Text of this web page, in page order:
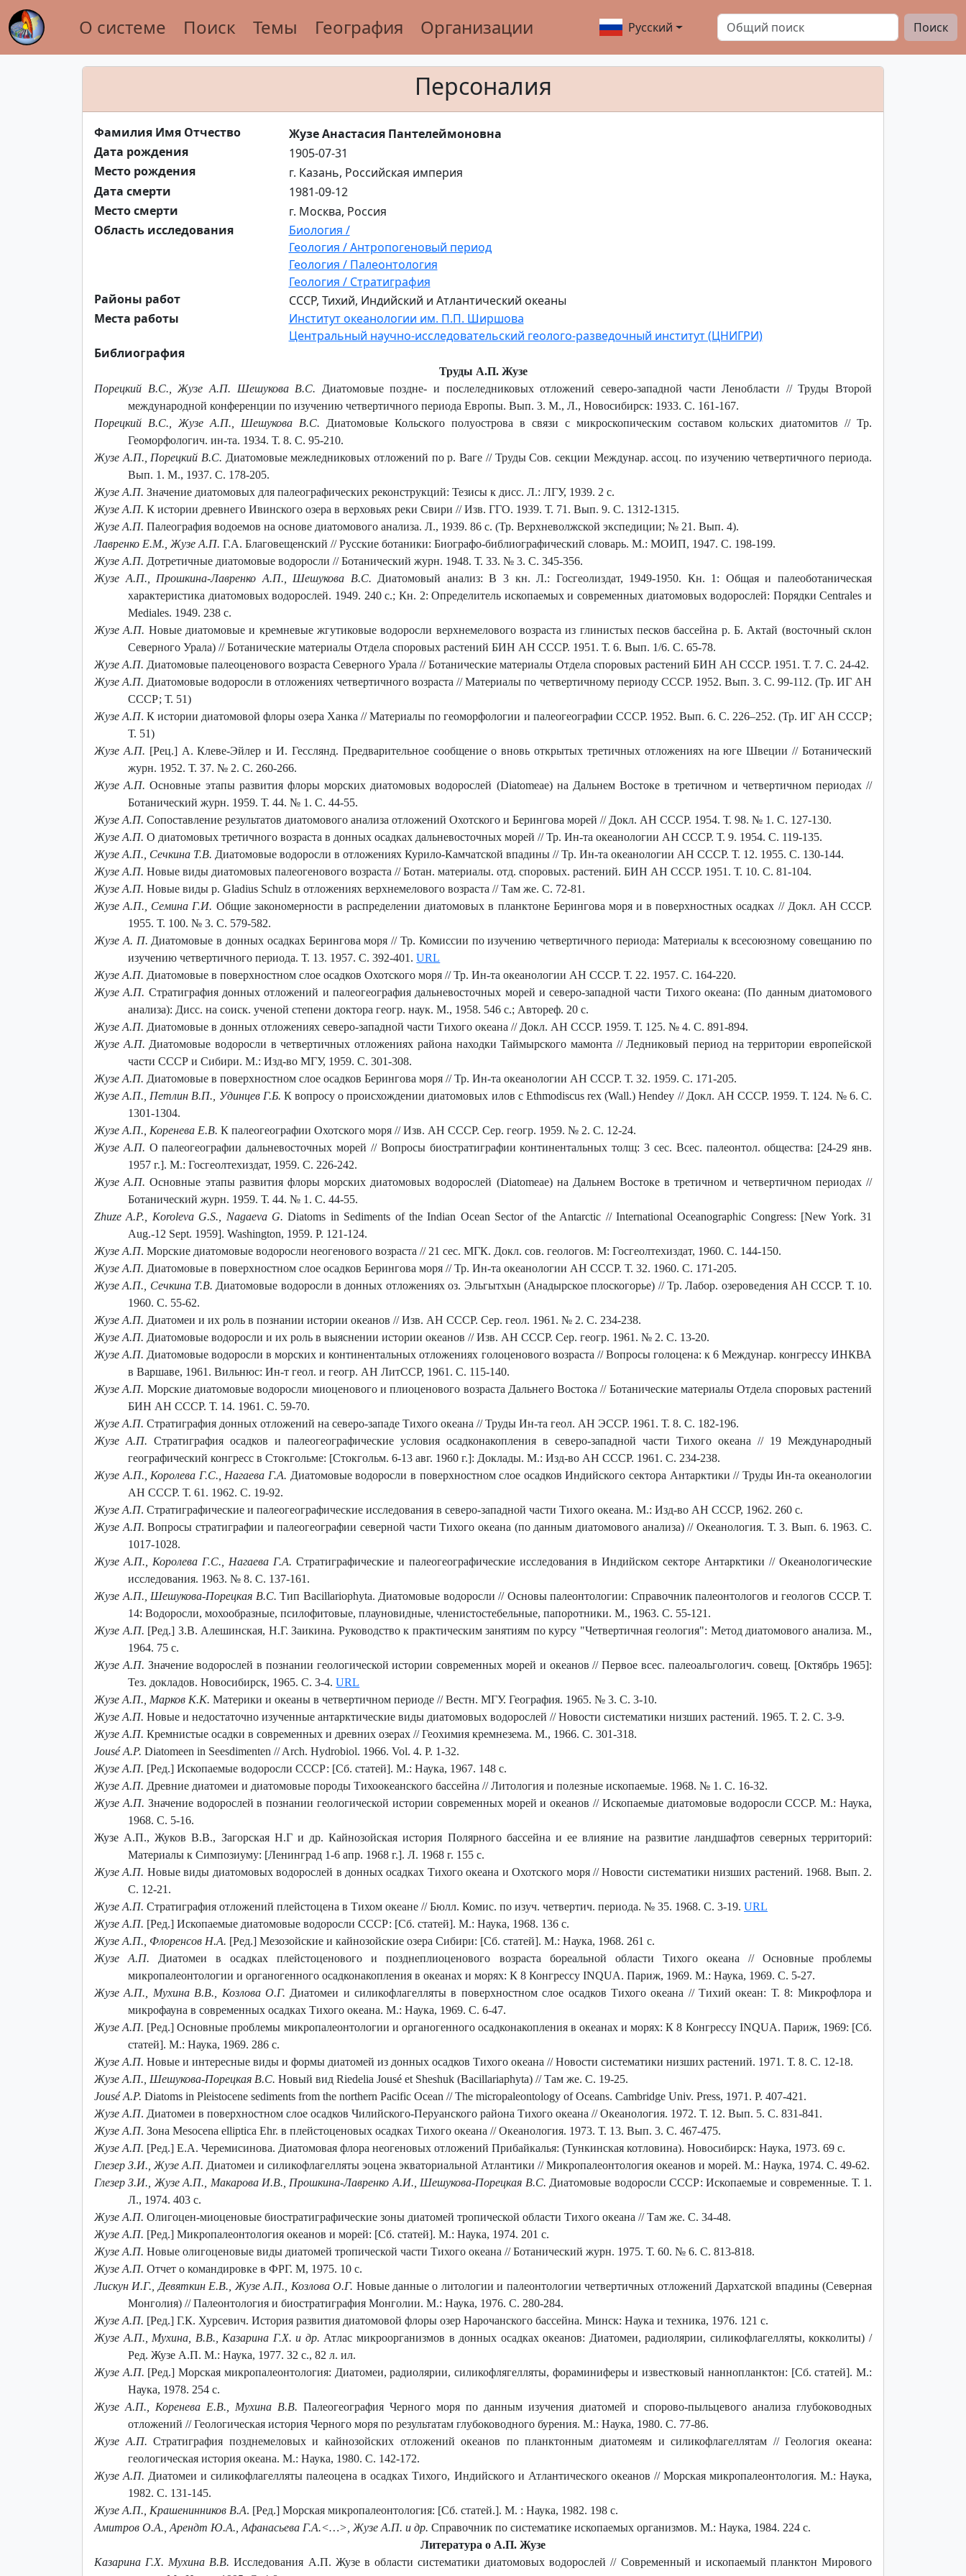
О системе Поиск Темы География Организации Русский Поиск
Персоналия
Фамилия Имя Отчество
Жузе Анастасия Пантелеймоновна
Дата рождения
1905-07-31
Место рождения
г. Казань, Российская империя
Дата смерти
1981-09-12
Место смерти
г. Москва, Россия
Область исследования
Биология /
Геология / Антропогеновый период
Геология / Палеонтология
Геология / Стратиграфия
Районы работ
СССР, Тихий, Индийский и Атлантический океаны
Места работы
Институт океанологии им. П.П. Ширшова
Центральный научно-исследовательский геолого-разведочный институт (ЦНИГРИ)
Библиография
Труды А.П. Жузе
Порецкий B.C., Жузе А.П. Шешукова B.C. Диатомовые поздне- и послеледниковых отложений северо-западной части Ленобласти // Труды Второй
международной конференции по изучению четвертичного периода Европы. Вып. 3. М., Л., Новосибирск: 1933. С. 161-167.
Порецкий В.С., Жузе А.П., Шешукова В.С. Диатомовые Кольского полуострова в связи с микроскопическим составом кольских диатомитов // Тр.
Геоморфологич. ин-та. 1934. Т. 8. С. 95-210.
Жузе А.П., Порецкий В.С. Диатомовые межледниковых отложений по р. Ваге // Труды Сов. секции Междунар. ассоц. по изучению четвертичного периода.
Вып. 1. М., 1937. C. 178-205.
Жузе А.П. Значение диатомовых для палеографических реконструкций: Тезисы к дисс. Л.: ЛГУ, 1939. 2 с.
Жузе А.П. К истории древнего Ивинского озера в верховьях реки Свири // Изв. ГГО. 1939. Т. 71. Вып. 9. С. 1312-1315.
Жузе А.П. Палеография водоемов на основе диатомового анализа. Л., 1939. 86 с. (Тр. Верхневолжской экспедиции; № 21. Вып. 4).
Лавренко Е.М., Жузе А.П. Г.А. Благовещенский // Русские ботаники: Биографо-библиографический словарь. М.: МОИП, 1947. С. 198-199.
Жузе А.П. Дотретичные диатомовые водоросли // Ботанический журн. 1948. Т. 33. № 3. С. 345-356.
Жузе А.П., Прошкина-Лавренко А.П., Шешукова В.С. Диатомовый анализ: В 3 кн. Л.: Госгеолиздат, 1949-1950. Кн. 1: Общая и палеоботаническая
характеристика диатомовых водорослей. 1949. 240 с.; Кн. 2: Определитель ископаемых и современных диатомовых водорослей: Порядки Centrales и
Mediales. 1949. 238 с.
Жузе А.П. Новые диатомовые и кремневые жгутиковые водоросли верхнемелового возраста из глинистых песков бассейна р. Б. Актай (восточный склон
Северного Урала) // Ботанические материалы Отдела споровых растений БИН АН СССР. 1951. Т. 6. Вып. 1/6. С. 65-78.
Жузе А.П. Диатомовые палеоценового возраста Северного Урала // Ботанические материалы Отдела споровых растений БИН АН СССР. 1951. Т. 7. С. 24-42.
Жузе А.П. Диатомовые водоросли в отложениях четвертичного возраста // Материалы по четвертичному периоду СССР. 1952. Вып. 3. С. 99-112. (Тр. ИГ АН
СССР; Т. 51)
Жузе А.П. К истории диатомовой флоры озера Ханка // Материалы по геоморфологии и палеогеографии СССР. 1952. Вып. 6. С. 226–252. (Тр. ИГ АН СССР;
Т. 51)
Жузе А.П. [Рец.] А. Клеве-Эйлер и И. Гесслянд. Предварительное сообщение о вновь открытых третичных отложениях на юге Швеции // Ботанический
журн. 1952. Т. 37. № 2. С. 260-266.
Жузе А.П. Основные этапы развития флоры морских диатомовых водорослей (Diatomeae) на Дальнем Востоке в третичном и четвертичном периодах //
Ботанический журн. 1959. Т. 44. № 1. С. 44-55.
Жузе А.П. Сопоставление результатов диатомового анализа отложений Охотского и Берингова морей // Докл. АН СССР. 1954. Т. 98. № 1. С. 127-130.
Жузе А.П. О диатомовых третичного возраста в донных осадках дальневосточных морей // Тр. Ин-та океанологии АН СССР. Т. 9. 1954. С. 119-135.
Жузе А.П., Сечкина Т.В. Диатомовые водоросли в отложениях Курило-Камчатской впадины // Тр. Ин-та океанологии АН СССР. Т. 12. 1955. С. 130-144.
Жузе А.П. Новые виды диатомовых палеогенового возраста // Ботан. материалы. отд. споровых. растений. БИН АН СССР. 1951. Т. 10. С. 81-104.
Жузе А.П. Новые виды p. Gladius Schulz в отложениях верхнемелового возраста // Там же. С. 72-81.
Жузе А.П., Семина Г.И. Общие закономерности в распределении диатомовых в планктоне Берингова моря и в поверхностных осадках // Докл. АН СССР.
1955. Т. 100. № 3. С. 579-582.
Жузе А. П. Диатомовые в донных осадках Берингова моря // Тр. Комиссии по изучению четвертичного периода: Материалы к всесоюзному совещанию по
изучению четвертичного периода. Т. 13. 1957. С. 392-401.URL
Жузе А.П. Диатомовые в поверхностном слое осадков Охотского моря // Тр. Ин-та океанологии АН СССР. Т. 22. 1957. С. 164-220.
Жузе А.П. Стратиграфия донных отложений и палеогеография дальневосточных морей и северо-западной части Тихого океана: (По данным диатомового
анализа): Дисс. на соиск. ученой степени доктора геогр. наук. М., 1958. 546 с.; Автореф. 20 с.
Жузе А.П. Диатомовые в донных отложениях северо-западной части Тихого океана // Докл. АН СССР. 1959. Т. 125. № 4. С. 891-894.
Жузе А.П. Диатомовые водоросли в четвертичных отложениях района находки Таймырского мамонта // Ледниковый период на территории европейской
части СССР и Сибири. М.: Изд-во МГУ, 1959. С. 301-308.
Жузе А.П. Диатомовые в поверхностном слое осадков Берингова моря // Тр. Ин-та океанологии АН СССР. Т. 32. 1959. С. 171-205.
Жузе А.П., Петлин В.П., Удинцев Г.Б. К вопросу о происхождении диатомовых илов с Ethmodiscus rex (Wall.) Hendey // Докл. АН СССР. 1959. Т. 124. № 6. С.
1301-1304.
Жузе А.П., Коренева Е.В. К палеогеографии Охотского моря // Изв. АН СССР. Сер. геогр. 1959. № 2. С. 12-24.
Жузе А.П. О палеогеографии дальневосточных морей // Вопросы биостратиграфии континентальных толщ: 3 сес. Всес. палеонтол. общества: [24-29 янв.
1957 г.]. М.: Госгеолтехиздат, 1959. С. 226-242.
Жузе А.П. Основные этапы развития флоры морских диатомовых водорослей (Diatomeae) на Дальнем Востоке в третичном и четвертичном периодах //
Ботанический журн. 1959. Т. 44. № 1. С. 44-55.
Zhuze A.P., Koroleva G.S., Nagaeva G. Diatoms in Sediments of the Indian Ocean Sector of the Antarctic // International Oceanographic Congress: [New York. 31
Aug.-12 Sept. 1959]. Washington, 1959. P. 121-124.
Жузе А.П. Морские диатомовые водоросли неогенового возраста // 21 сес. МГК. Докл. сов. геологов. М: Госгеолтехиздат, 1960. С. 144-150.
Жузе А.П. Диатомовые в поверхностном слое осадков Берингова моря // Тр. Ин-та океанологии АН СССР. Т. 32. 1960. С. 171-205.
Жузе А.П., Сечкина Т.В. Диатомовые водоросли в донных отложениях оз. Эльгытхын (Анадырское плоскогорье) // Тр. Лабор. озероведения АН СССР. Т. 10.
1960. С. 55-62.
Жузе А.П. Диатомеи и их роль в познании истории океанов // Изв. АН СССР. Сер. геол. 1961. № 2. С. 234-238.
Жузе А.П. Диатомовые водоросли и их роль в выяснении истории океанов // Изв. АН СССР. Сер. геогр. 1961. № 2. С. 13-20.
Жузе А.П. Диатомовые водоросли в морских и континентальных отложениях голоценового возраста // Вопросы голоцена: к 6 Междунар. конгрессу ИНКВА
в Варшаве, 1961. Вильнюс: Ин-т геол. и геогр. АН ЛитССР, 1961. С. 115-140.
Жузе А.П. Морские диатомовые водоросли миоценового и плиоценового возраста Дальнего Востока // Ботанические материалы Отдела споровых растений
БИН АН СССР. Т. 14. 1961. С. 59-70.
Жузе А.П. Стратиграфия донных отложений на северо-западе Тихого океана // Труды Ин-та геол. АН ЭССР. 1961. Т. 8. С. 182-196.
Жузе А.П. Стратиграфия осадков и палеогеографические условия осадконакопления в северо-западной части Тихого океана // 19 Международный
географический конгресс в Стокгольме: [Стокгольм. 6-13 авг. 1960 г.]: Доклады. М.: Изд-во АН СССР. 1961. С. 234-238.
Жузе А.П., Королева Г.С., Нагаева Г.А. Диатомовые водоросли в поверхностном слое осадков Индийского сектора Антарктики // Труды Ин-та океанологии
АН СССР. Т. 61. 1962. С. 19-92.
Жузе А.П. Стратиграфические и палеогеографические исследования в северо-западной части Тихого океана. М.: Изд-во АН СССР, 1962. 260 с.
Жузе А.П. Вопросы стратиграфии и палеогеографии северной части Тихого океана (по данным диатомового анализа) // Океанология. Т. 3. Вып. 6. 1963. С.
1017-1028.
Жузе А.П., Королева Г.С., Нагаева Г.А. Стратиграфические и палеогеографические исследования в Индийском секторе Антарктики // Океанологические
исследования. 1963. № 8. С. 137-161.
Жузе А.П., Шешукова-Порецкая В.С. Тип Bacillariophyta. Диатомовые водоросли // Основы палеонтологии: Справочник палеонтологов и геологов СССР. Т.
14: Водоросли, мохообразные, псилофитовые, плауновидные, членистостебельные, папоротники. М., 1963. С. 55-121.
Жузе А.П. [Ред.] З.В. Алешинская, Н.Г. Заикина. Руководство к практическим занятиям по курсу "Четвертичная геология": Метод диатомового анализа. М.,
1964. 75 с.
Жузе А.П. Значение водорослей в познании геологической истории современных морей и океанов // Первое всес. палеоальгологич. совещ. [Октябрь 1965]:
Тез. докладов. Новосибирск, 1965. С. 3-4.URL
Жузе А.П., Марков К.К. Материки и океаны в четвертичном периоде // Вестн. МГУ. География. 1965. № 3. С. 3-10.
Жузе А.П. Новые и недостаточно изученные антарктические виды диатомовых водорослей // Новости систематики низших растений. 1965. Т. 2. С. 3-9.
Жузе А.П. Кремнистые осадки в современных и древних озерах // Геохимия кремнезема. М., 1966. С. 301-318.
Jousé A.P. Diatomeen in Seesdimenten // Arch. Hydrobiol. 1966. Vol. 4. P. 1-32.
Жузе А.П. [Ред.] Ископаемые водоросли СССР: [Сб. статей]. М.: Наука, 1967. 148 с.
Жузе А.П. Древние диатомеи и диатомовые породы Тихоокеанского бассейна // Литология и полезные ископаемые. 1968. № 1. С. 16-32.
Жузе А.П. Значение водорослей в познании геологической истории современных морей и океанов // Ископаемые диатомовые водоросли СССР. М.: Наука,
1968. С. 5-16.
Жузе А.П., Жуков В.В., Загорская Н.Г и др. Кайнозойская история Полярного бассейна и ее влияние на развитие ландшафтов северных территорий:
Материалы к Симпозиуму: [Ленинград 1-6 апр. 1968 г.]. Л. 1968 г. 155 с.
Жузе А.П. Новые виды диатомовых водорослей в донных осадках Тихого океана и Охотского моря // Новости систематики низших растений. 1968. Вып. 2.
С. 12-21.
Жузе А.П. Стратиграфия отложений плейстоцена в Тихом океане // Бюлл. Комис. по изуч. четвертич. периода. № 35. 1968. С. 3-19. URL
Жузе А.П. [Ред.] Ископаемые диатомовые водоросли СССР: [Сб. статей]. М.: Наука, 1968. 136 с.
Жузе А.П., Флоренсов Н.А. [Ред.] Мезозойские и кайнозойские озера Сибири: [Сб. статей]. М.: Наука, 1968. 261 с.
Жузе А.П. Диатомеи в осадках плейстоценового и позднеплиоценового возраста бореальной области Тихого океана // Основные проблемы
микропалеонтологии и органогенного осадконакопления в океанах и морях: К 8 Конгрессу INQUA. Париж, 1969. М.: Наука, 1969. С. 5-27.
Жузе А.П., Мухина В.В., Козлова О.Г. Диатомеи и силикофлагелляты в поверхностном слое осадков Тихого океана // Тихий океан: Т. 8: Микрофлора и
микрофауна в современных осадках Тихого океана. М.: Наука, 1969. С. 6-47.
Жузе А.П. [Ред.] Основные проблемы микропалеонтологии и органогенного осадконакопления в океанах и морях: К 8 Конгрессу INQUA. Париж, 1969: [Сб.
статей]. М.: Наука, 1969. 286 с.
Жузе А.П. Новые и интересные виды и формы диатомей из донных осадков Тихого океана // Новости систематики низших растений. 1971. Т. 8. С. 12-18.
Жузе А.П., Шешукова-Порецкая В.С. Новый вид Riedelia Jousé et Sheshuk (Bacillariaphyta) // Там же. С. 19-25.
Jousé A.P. Diatoms in Pleistocene sediments from the northern Pacific Ocean // The micropaleontology of Oceans. Cambridge Univ. Press, 1971. P. 407-421.
Жузе А.П. Диатомеи в поверхностном слое осадков Чилийского-Перуанского района Тихого океана // Океанология. 1972. Т. 12. Вып. 5. С. 831-841.
Жузе А.П. Зона Mesocena elliptica Ehr. в плейстоценовых осадках Тихого океана // Океанология. 1973. Т. 13. Вып. 3. С. 467-475.
Жузе А.П. [Ред.] Е.А. Черемисинова. Диатомовая флора неогеновых отложений Прибайкалья: (Тункинская котловина). Новосибирск: Наука, 1973. 69 с.
Глезер З.И., Жузе А.П. Диатомеи и силикофлагелляты эоцена экваториальной Атлантики // Микропалеонтология океанов и морей. М.: Наука, 1974. С. 49-62.
Глезер З.И., Жузе А.П., Макарова И.В., Прошкина-Лавренко А.И., Шешукова-Порецкая В.С. Диатомовые водоросли СССР: Ископаемые и современные. Т. 1.
Л., 1974. 403 с.
Жузе А.П. Олигоцен-миоценовые биостратиграфические зоны диатомей тропической области Тихого океана // Там же. С. 34-48.
Жузе А.П. [Ред.] Микропалеонтология океанов и морей: [Сб. статей]. М.: Наука, 1974. 201 с.
Жузе А.П. Новые олигоценовые виды диатомей тропической части Тихого океана // Ботанический журн. 1975. Т. 60. № 6. С. 813-818.
Жузе А.П. Отчет о командировке в ФРГ. М, 1975. 10 с.
Лискун И.Г., Девяткин Е.В., Жузе А.П., Козлова О.Г. Новые данные о литологии и палеонтологии четвертичных отложений Дархатской впадины (Северная
Монголия) // Палеонтология и биостратиграфия Монголии. М.: Наука, 1976. С. 280-284.
Жузе А.П. [Ред.] Г.К. Хурсевич. История развития диатомовой флоры озер Нарочанского бассейна. Минск: Наука и техника, 1976. 121 с.
Жузе А.П., Мухина, В.В., Казарина Г.Х. и др. Атлас микроорганизмов в донных осадках океанов: Диатомеи, радиолярии, силикофлагелляты, кокколиты) /
Ред. Жузе А.П. М.: Наука, 1977. 32 с., 82 л. ил.
Жузе А.П. [Ред.] Морская микропалеонтология: Диатомеи, радиолярии, силикофлягелляты, фораминиферы и известковый наннопланктон: [Сб. статей]. М.:
Наука, 1978. 254 с.
Жузе А.П., Коренева Е.В., Мухина В.В. Палеогеография Черного моря по данным изучения диатомей и спорово-пыльцевого анализа глубоководных
отложений // Геологическая история Черного моря по результатам глубоководного бурения. М.: Наука, 1980. С. 77-86.
Жузе А.П. Стратиграфия позднемеловых и кайнозойских отложений океанов по планктонным диатомеям и силикофлагеллятам // Геология океана:
геологическая история океана. М.: Наука, 1980. С. 142-172.
Жузе А.П. Диатомеи и силикофлагелляты палеоцена в осадках Тихого, Индийского и Атлантического океанов // Морская микропалеонтология. М.: Наука,
1982. С. 131-145.
Жузе А.П., Крашенинников В.А. [Ред.] Морская микропалеонтология: [Сб. статей.]. М. : Наука, 1982. 198 с.
Амитров О.А., Арендт Ю.А., Афанасьева Г.А.<…>, Жузе А.П. и др. Справочник по систематике ископаемых организмов. М.: Наука, 1984. 224 с.
Литература о А.П. Жузе
Казарина Г.Х. Мухина В.В. Исследования А.П. Жузе в области систематики диатомовых водорослей // Современный и ископаемый планктон Мирового